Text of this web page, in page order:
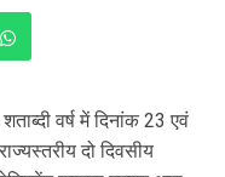
वर्ष में दिनांक 23 एवं
दो दिवसीय